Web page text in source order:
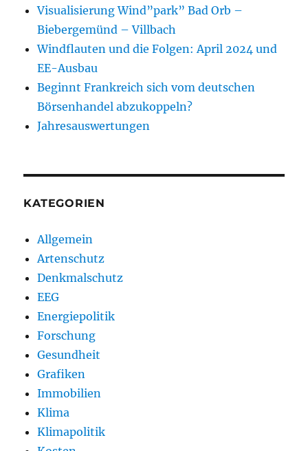
Visualisierung Wind”park” Bad Orb –
Biebergemünd – Villbach
Windflauten und die Folgen: April 2024 und
EE-Ausbau
Beginnt Frankreich sich vom deutschen
Börsenhandel abzukoppeln?
Jahresauswertungen
KATEGORIEN
Allgemein
Artenschutz
Denkmalschutz
EEG
Energiepolitik
Forschung
Gesundheit
Grafiken
Immobilien
Klima
Klimapolitik